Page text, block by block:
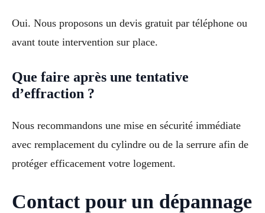
Oui. Nous proposons un devis gratuit par téléphone ou
avant toute intervention sur place.
Que faire après une tentative
d’effraction ?
Nous recommandons une mise en sécurité immédiate
avec remplacement du cylindre ou de la serrure afin de
protéger efficacement votre logement.
Contact pour un dépannage